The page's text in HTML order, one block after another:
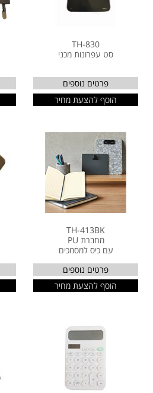
TH-830
סט עפרונות מכני
פרטים נוספים
הוסף להצעת מחיר
TH-413BK
מחברת PU
עם כיס למסמכים
פרטים נוספים
הוסף להצעת מחיר